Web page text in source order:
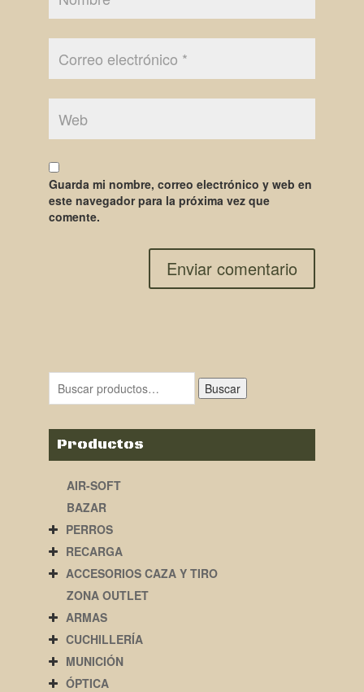
Guarda mi nombre, correo electrónico y web en
este navegador para la próxima vez que
comente.
Buscar
Productos
AIR-SOFT
BAZAR
PERROS
RECARGA
ACCESORIOS CAZA Y TIRO
ZONA OUTLET
ARMAS
CUCHILLERÍA
MUNICIÓN
ÓPTICA